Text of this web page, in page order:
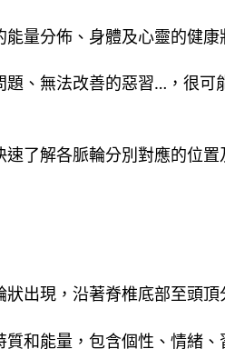
量分佈、身體及心靈的健康
、無法改善的惡習…，很可
了解各脈輪分別對應的位
出現，沿著脊椎底部至頭頂
和能量，包含個性、情緒